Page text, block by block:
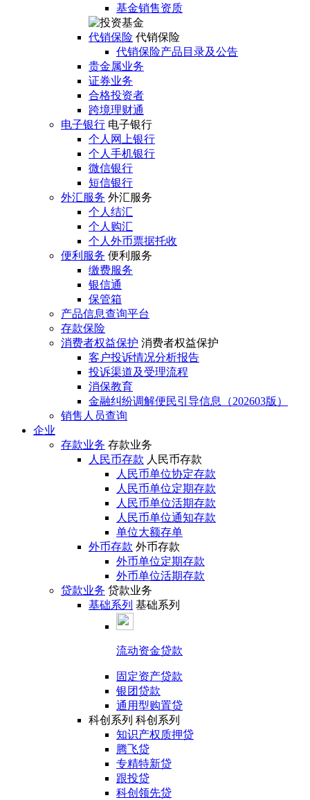
基金销售资质
代销保险 代销保险
代销保险产品目录及公告
贵金属业务
证券业务
合格投资者
跨境理财通
电子银行 电子银行
个人网上银行
个人手机银行
微信银行
短信银行
外汇服务 外汇服务
个人结汇
个人购汇
个人外币票据托收
便利服务 便利服务
缴费服务
银信通
保管箱
产品信息查询平台
存款保险
消费者权益保护 消费者权益保护
客户投诉情况分析报告
投诉渠道及受理流程
消保教育
金融纠纷调解便民引导信息（202603版）
销售人员查询
企业
存款业务 存款业务
人民币存款 人民币存款
人民币单位协定存款
人民币单位定期存款
人民币单位活期存款
人民币单位通知存款
单位大额存单
外币存款 外币存款
外币单位定期存款
外币单位活期存款
贷款业务 贷款业务
基础系列 基础系列
流动资金贷款
固定资产贷款
银团贷款
通用型购置贷
科创系列 科创系列
知识产权质押贷
腾飞贷
专精特新贷
跟投贷
科创领先贷